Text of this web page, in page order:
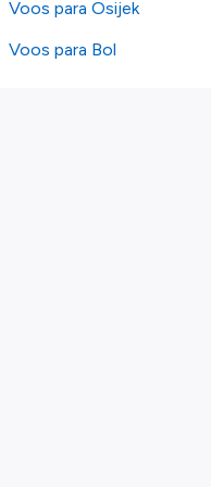
Voos para Osijek
Voos para Bol